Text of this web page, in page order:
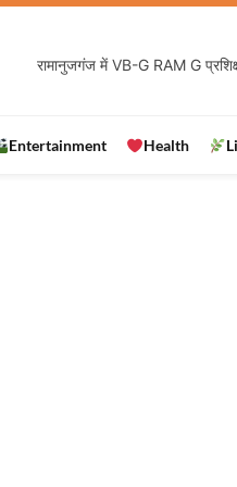
Entertainment Health